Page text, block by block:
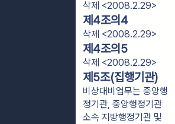
삭제 <2008.2.29>
제4조의4
삭제 <2008.2.29>
제4조의5
삭제 <2008.2.29>
제5조(집행기관)
비상대비업무는 중앙행
정기관, 중앙행정기관
소속 지방행정기관 및